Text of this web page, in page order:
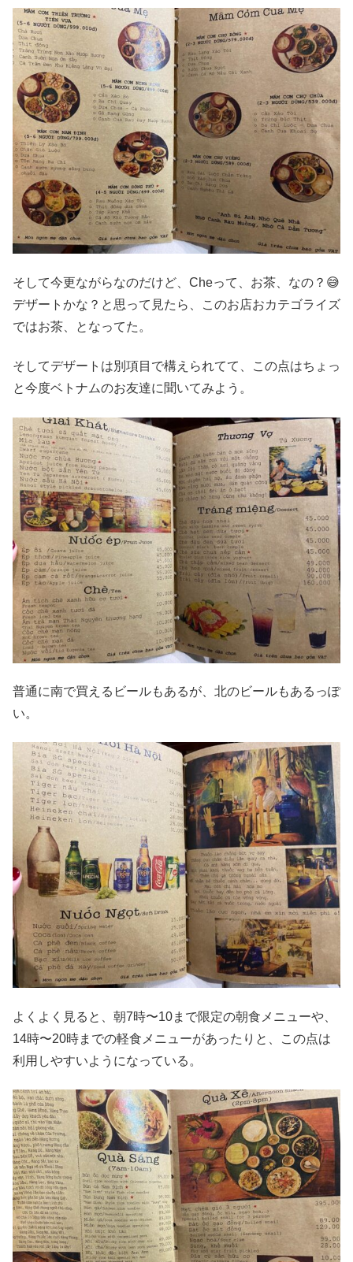
そして今更ながらなのだけど、Cheって、お茶、なの？😅
デザートかな？と思って見たら、このお店おカテゴライズ
ではお茶、となってた。
そしてデザートは別項目で構えられてて、この点はちょっ
と今度ベトナムのお友達に聞いてみよう。
普通に南で買えるビールもあるが、北のビールもあるっぽ
い。
よくよく見ると、朝7時〜10まで限定の朝食メニューや、
14時〜20時までの軽食メニューがあったりと、この点は
利用しやすいようになっている。